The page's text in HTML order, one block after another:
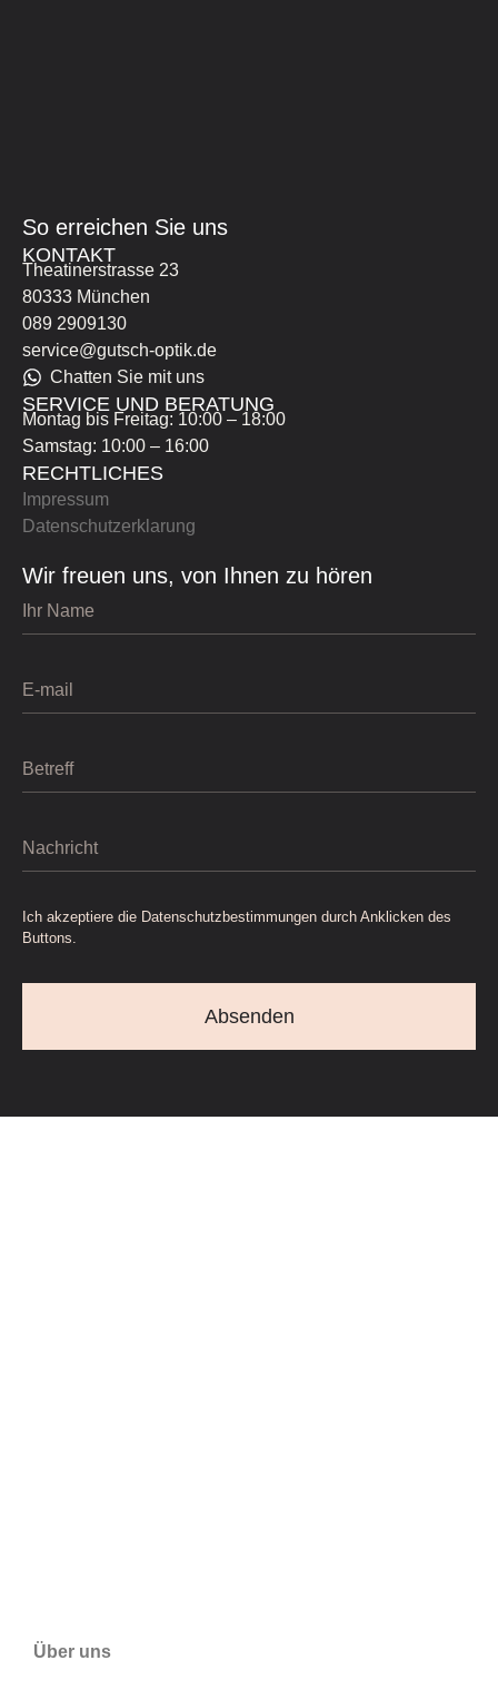
So erreichen Sie uns
KONTAKT
Theatinerstrasse 23
80333 München
089 2909130
service@gutsch-optik.de
Chatten Sie mit uns
SERVICE UND BERATUNG
Montag bis Freitag: 10:00 – 18:00
Samstag: 10:00 – 16:00
RECHTLICHES
Impressum
Datenschutzerklarung
Wir freuen uns, von Ihnen zu hören
Ich akzeptiere die Datenschutzbestimmungen durch Anklicken des
Buttons.
Absenden
Über uns